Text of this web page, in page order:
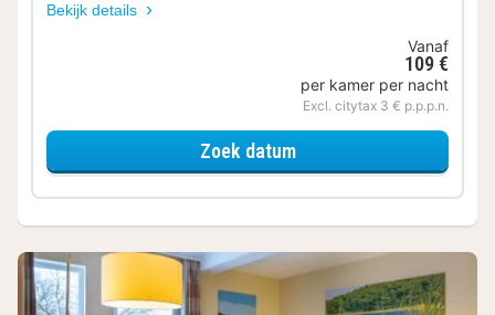
Bekijk details
Vanaf
109 €
per kamer per nacht
Excl. citytax 3 € p.p.p.n.
Zoek datumvoor Duo Comfort